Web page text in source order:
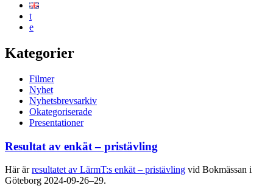
t
e
Kategorier
Filmer
Nyhet
Nyhetsbrevsarkiv
Okategoriserade
Presentationer
Resultat av enkät – pristävling
Här ärresultatet av LärmT:s enkät – pristävling vid Bokmässan i
Göteborg 2024-09-26–29.